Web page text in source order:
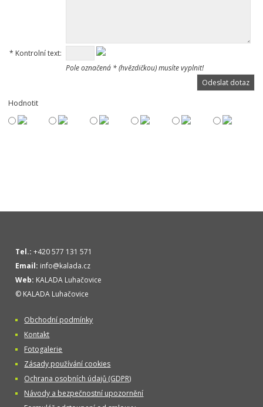
* Kontrolní text:
Pole označená * (hvězdičkou) musíte vyplnit!
Hodnotit
Tel.: +420 577 131 571
Email: info@kalada.cz
Web: KALADA Luhačovice
© KALADA Luhačovice
Obchodní podmínky
Kontakt
Fotogalerie
Zásady používání cookies
Ochrana osobních údajů (GDPR)
Návody a bezpečnostní upozornění